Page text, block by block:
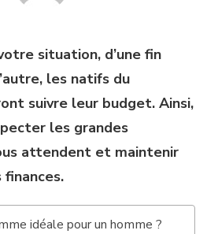
situation, d’une fin
les natifs du
suivre leur budget. Ainsi,
les grandes
attendent et maintenir
finances.
idéale pour un homme ?